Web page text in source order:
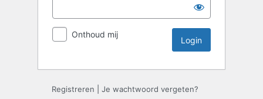
Onthoud mij
Registreren Je wachtwoord vergeten?